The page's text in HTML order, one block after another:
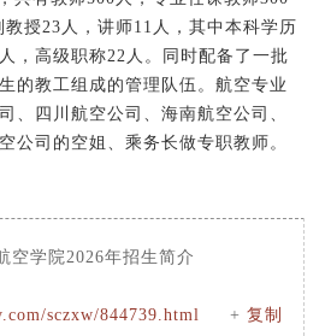
授23人，讲师11人，其中本科学历
，高级职称22人。同时配备了一批
的教工组成的管理队伍。航空专业
、四川航空公司、海南航空公司、
公司的空姐、乘务长做专职教师。
空学院2026年招生简介
sczxw/844739.html
+复制